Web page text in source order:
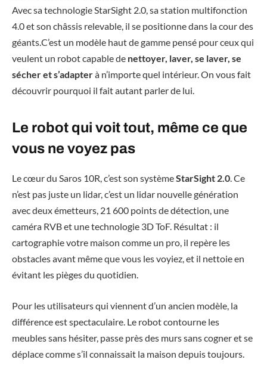
Avec sa technologie StarSight 2.0, sa station multifonction
4.0 et son châssis relevable, il se positionne dans la cour des
géants.C’est un modèle haut de gamme pensé pour ceux qui
veulent un robot capable de nettoyer, laver, se laver, se
sécher et s’adapterà n’importe quel intérieur. On vous fait
découvrir pourquoi il fait autant parler de lui.
Le robot qui voit tout, même ce que
vous ne voyez pas
Le cœur du Saros 10R, c’est son systèmeStarSight 2.0. Ce
n’est pas juste un lidar, c’est un lidar nouvelle génération
avec deux émetteurs, 21 600 points de détection, une
caméra RVB et une technologie 3D ToF. Résultat : il
cartographie votre maison comme un pro, il repère les
obstacles avant même que vous les voyiez, et il nettoie en
évitant les pièges du quotidien.
Pour les utilisateurs qui viennent d’un ancien modèle, la
différence est spectaculaire. Le robot contourne les
meubles sans hésiter, passe près des murs sans cogner et se
déplace comme s’il connaissait la maison depuis toujours.